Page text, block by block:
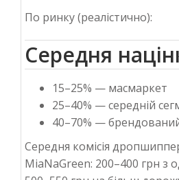
По ринку (реалістично):
Середня
15–25% — масмаркет
25–40% — середній
40–70% —
Середня комісія
MiaNaGreen: 200–400 грн з